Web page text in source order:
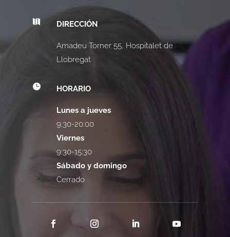
 DIRECCIÓN
Amadeu Torner 55, Hospitalet de
Llobregat
 HORARIO
Lunes a jueves
9:30-20:00
Viernes
9:30-15:30
Sábado y domingo
Cerrado